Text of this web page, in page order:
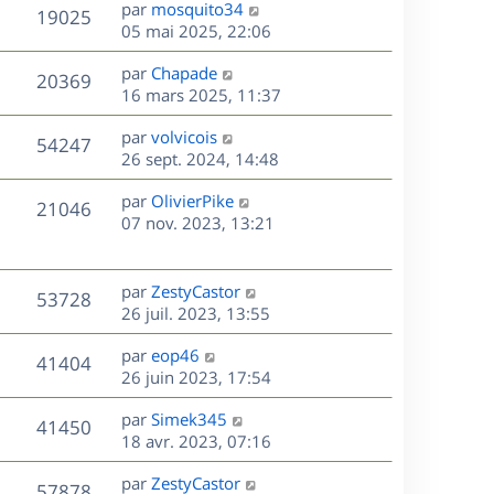
s
n
i
e
r
m
e
s
s
a
g
e
19025V
u
s
D
e
r
n
i
e
r
m
e
s
s
g
e
par mosquito34
05 mai 2025, 22:06
20369V
u
D
e
r
n
i
e
r
m
s
s
a
g
e
par Chapade
16 mars 2025, 11:37
54247V
u
e
s
D
e
r
n
i
r
m
e
s
s
a
g
e
par volvicois
26 sept. 2024, 14:48
21046V
s
D
e
n
i
e
r
m
e
s
s
a
g
e
par OlivierPike
07 nov. 2023, 13:21
53728V
u
s
D
e
r
n
i
e
r
m
e
s
par ZestyCastor
26 juil. 2023, 13:55
41404V
u
s
D
e
r
n
i
e
r
par eop46
26 juin 2023, 17:54
41450V
u
D
e
r
n
par Simek345
18 avr. 2023, 07:16
D
par ZestyCastor